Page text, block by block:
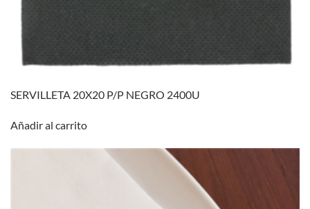
SERVILLETA 20X20 P/P NEGRO 2400U
Añadir al carrito